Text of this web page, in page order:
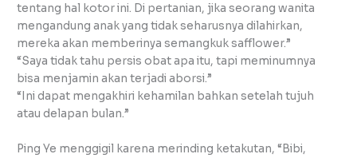
tentang hal kotor ini. Di pertanian, jika seorang wanita
mengandung anak yang tidak seharusnya dilahirkan,
mereka akan memberinya semangkuk safflower.”
“Saya tidak tahu persis obat apa itu, tapi meminumnya
bisa menjamin akan terjadi aborsi.”
“Ini dapat mengakhiri kehamilan bahkan setelah tujuh
atau delapan bulan.”
Ping Ye menggigil karena merinding ketakutan, “Bibi,